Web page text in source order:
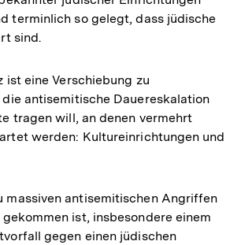
terminlich so gelegt, dass jüdische
sind.
eine Verschiebung zu
antisemitische Dauereskalation
tragen will, an denen vermehrt
werden: Kultureinrichtungen und
massiven antisemitischen Angriffen
ist, insbesondere einem
gegen einen jüdischen